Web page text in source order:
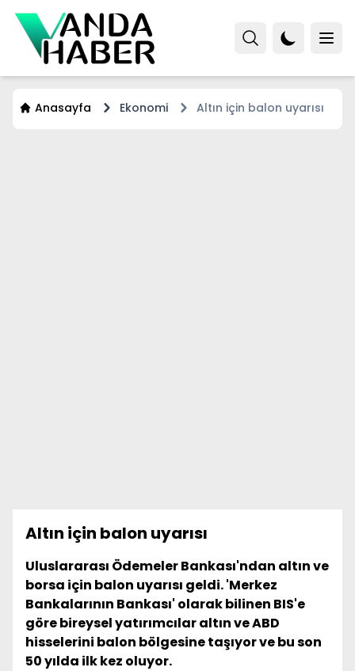
Anasayfa Ekonomi Altın için balon uyarısı
Altın için balon uyarısı
Uluslararası Ödemeler Bankası'ndan altın ve
borsa için balon uyarısı geldi. 'Merkez
Bankalarının Bankası' olarak bilinen BIS'e
göre bireysel yatırımcılar altın ve ABD
hisselerini balon bölgesine taşıyor ve bu son
50 yılda ilk kez oluyor.